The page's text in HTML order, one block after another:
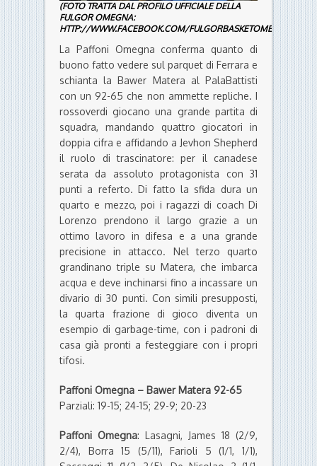
(FOTO TRATTA DAL PROFILO UFFICIALE DELLA
FULGOR OMEGNA:
HTTP://WWW.FACEBOOK.COM/FULGORBASKETOMEGNA)
La Paffoni Omegna conferma quanto di
buono fatto vedere sul parquet di Ferrara e
schianta la Bawer Matera al PalaBattisti
con un 92-65 che non ammette repliche. I
rossoverdi giocano una grande partita di
squadra, mandando quattro giocatori in
doppia cifra e affidando a Jevhon Shepherd
il ruolo di trascinatore: per il canadese
serata da assoluto protagonista con 31
punti a referto. Di fatto la sfida dura un
quarto e mezzo, poi i ragazzi di coach Di
Lorenzo prendono il largo grazie a un
ottimo lavoro in difesa e a una grande
precisione in attacco. Nel terzo quarto
grandinano triple su Matera, che imbarca
acqua e deve inchinarsi fino a incassare un
divario di 30 punti. Con simili presupposti,
la quarta frazione di gioco diventa un
esempio di garbage-time, con i padroni di
casa già pronti a festeggiare con i propri
tifosi.
Paffoni Omegna – Bawer Matera 92-65
Parziali: 19-15; 24-15; 29-9; 20-23
Paffoni Omegna: Lasagni, James 18 (2/9,
2/4), Borra 15 (5/11), Farioli 5 (1/1, 1/1),